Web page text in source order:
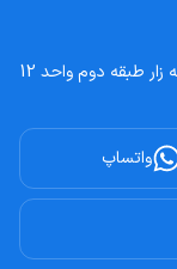
طبقه دوم واحد 12
واتساپ